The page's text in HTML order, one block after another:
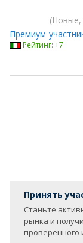
Новые,
Премиум-
Рейтинг: +7
Принять
Станьте
рынка и
проверенного